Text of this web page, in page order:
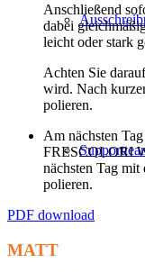
Anschließend
dabei
leicht oder stark
Achten Sie
wird. Nach
polieren.
Am nächsten
FRESCOLORI
nächsten Tag
polieren.
PDF download
MATT